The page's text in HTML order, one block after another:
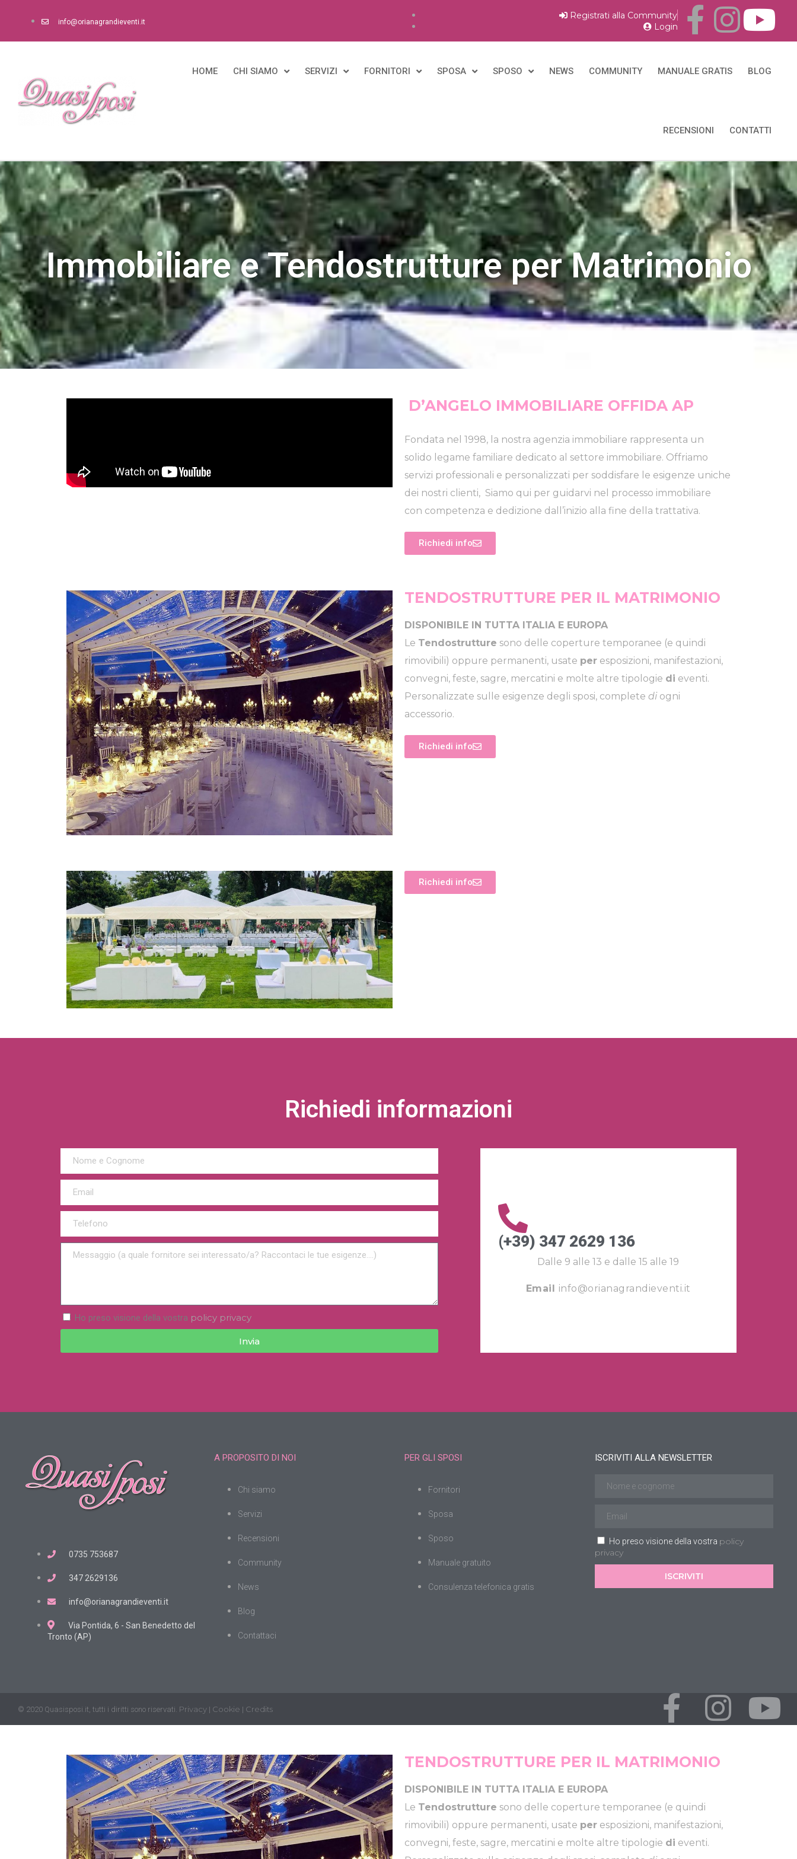
info@orianagrandieventi.it
Registrati alla Community
Login
HOME CHI SIAMO SERVIZI FORNITORI SPOSA SPOSO NEWS COMMUNITY MANUALE GRATIS BLOG
RECENSIONI CONTATTI
Immobiliare e Tendostrutture per Matrimonio
D’ANGELO IMMOBILIARE OFFIDA AP
Fondata nel 1998, la nostra agenzia immobiliare rappresenta un
solido legame familiare dedicato al settore immobiliare. Offriamo
servizi professionali e personalizzati per soddisfare le esigenze uniche
dei nostri clienti, Siamo qui per guidarvi nel processo immobiliare
con competenza e dedizione dall’inizio alla fine della trattativa.
Richiedi info
TENDOSTRUTTURE PER IL MATRIMONIO
DISPONIBILE IN TUTTA ITALIA E EUROPA
Le Tendostrutture sono delle coperture temporanee (e quindi
rimovibili) oppure permanenti, usate per esposizioni, manifestazioni,
convegni, feste, sagre, mercatini e molte altre tipologie di eventi.
Personalizzate sulle esigenze degli sposi, complete di ogni
accessorio.
Richiedi info
Richiedi info
Richiedi informazioni
Ho preso visione della vostra policy privacy
Invia
(+39) 347 2629 136
Dalle 9 alle 13 e dalle 15 alle 19
Email info@orianagrandieventi.it
0735 753687
347 2629136
info@orianagrandieventi.it
Via Pontida, 6 - San Benedetto del
Tronto (AP)
A PROPOSITO DI NOI
Chi siamo
Servizi
Recensioni
Community
News
Blog
Contattaci
PER GLI SPOSI
Fornitori
Sposa
Sposo
Manuale gratuito
Consulenza telefonica gratis
ISCRIVITI ALLA NEWSLETTER
Ho preso visione della vostra policy
privacy
ISCRIVITI
© 2020 Quasisposi.it, tutti i diritti sono riservati. Privacy | Cookie | Credits
TENDOSTRUTTURE PER IL MATRIMONIO
DISPONIBILE IN TUTTA ITALIA E EUROPA
Le Tendostrutture sono delle coperture temporanee (e quindi
rimovibili) oppure permanenti, usate per esposizioni, manifestazioni,
convegni, feste, sagre, mercatini e molte altre tipologie di eventi.